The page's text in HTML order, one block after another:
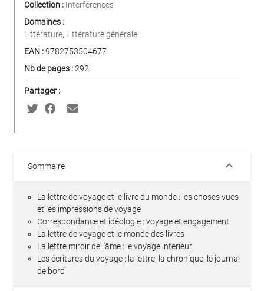
Collection : Interférences
Domaines :
Littérature, Littérature générale
EAN :9782753504677
Nb de pages :292
Partager :
Sommaire keyboard_arrow_down
La lettre de voyage et le livre du monde : les choses vues
et les impressions de voyage
Correspondance et idéologie : voyage et engagement
La lettre de voyage et le monde des livres
La lettre miroir de l'âme : le voyage intérieur
Les écritures du voyage : la lettre, la chronique, le journal
de bord